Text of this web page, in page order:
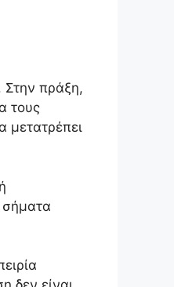
Στην πράξη,
τους
μετατρέπει
σήματα